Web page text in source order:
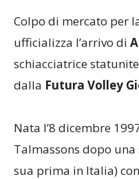
Colpo di mercato per
ufficializza l’arrivo di
schiacciatrice
dalla Futura Volley
Nata l’8 dicembre
Talmassons dopo
sua prima in Italia)